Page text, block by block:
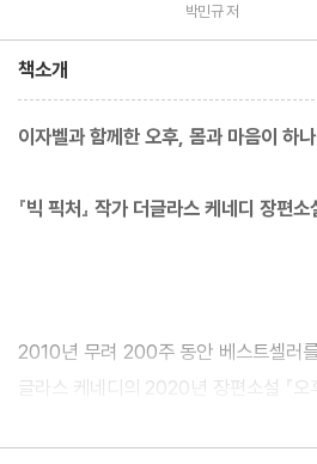
박민규 저
책소개
이자벨과 함께한 오후, 몸과 마음이 하
『빅 픽처』 작가 더글라스 케네디 장편소
2010년 무려 200주 동안 베스트셀러를
글라스 케네디의 2020년 장편소설 『오
더글라스 케네디는 뉴욕 맨해튼 출신